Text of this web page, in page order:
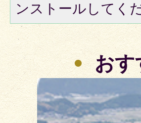
ンストールしてく
お
3
枚